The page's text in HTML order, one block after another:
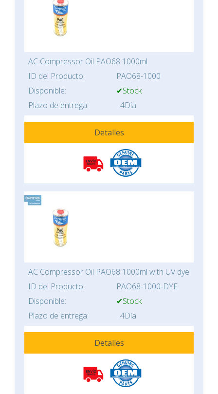
AC Compressor Oil PAO68 1000ml
ID del Producto:
PAO68-1000
Disponible:
✔Stock
Plazo de entrega:
4Día
Detalles
AC Compressor Oil PAO68 1000ml with UV dye
ID del Producto:
PAO68-1000-DYE
Disponible:
✔Stock
Plazo de entrega:
4Día
Detalles